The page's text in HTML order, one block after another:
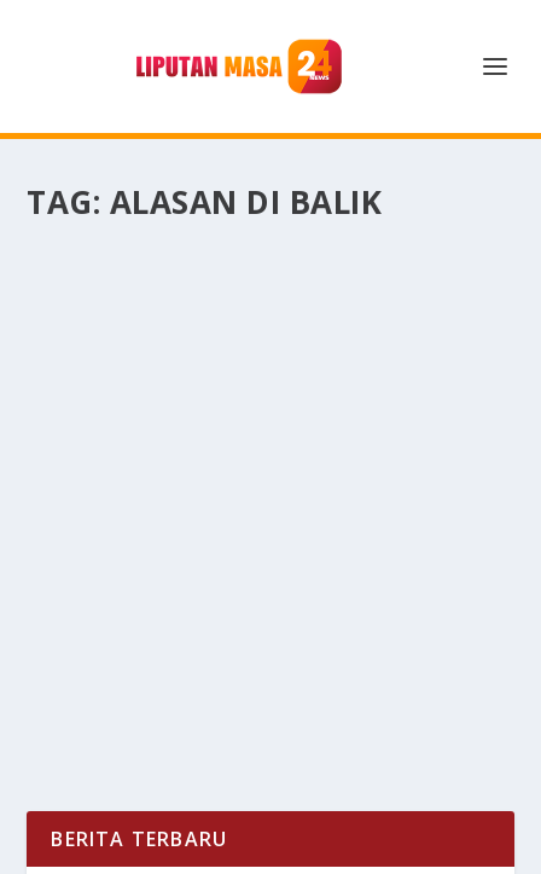
TAG: ALASAN DI BALIK
BERITA TERBARU